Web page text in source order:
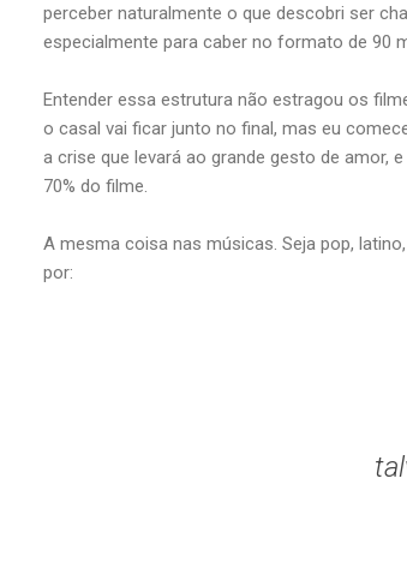
perceber naturalmente o que descobri ser
especialmente para caber no formato de 90
Entender essa estrutura não estragou os
o casal vai ficar junto no final, mas eu
a crise que levará ao grande gesto de amor,
70% do filme.
A mesma coisa nas músicas. Seja pop,
por: